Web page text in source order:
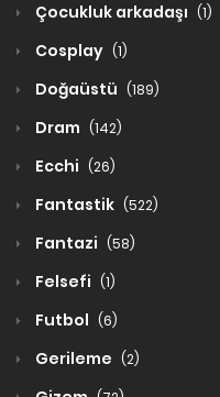
Çocukluk arkadaşı (1)
Cosplay (1)
Doğaüstü (189)
Dram (142)
Ecchi (26)
Fantastik (522)
Fantazi (58)
Felsefi (1)
Futbol (6)
Gerileme (2)